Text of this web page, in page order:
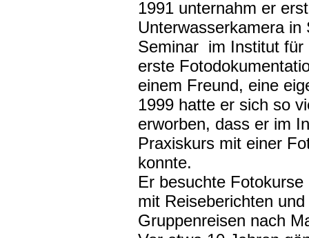
1991 unternahm er
Unterwasserkamera in
Seminar im Institut für
erste
einem Freund, eine
1999 hatte er sich so
erworben, dass er im
Praxiskurs mit einer
konnte.
Er besuchte
mit Reiseberichten
Gruppenreisen nach